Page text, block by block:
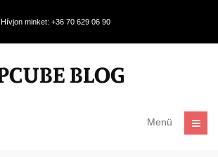
Hívjon minket: +36 70 629 06 90
Menü